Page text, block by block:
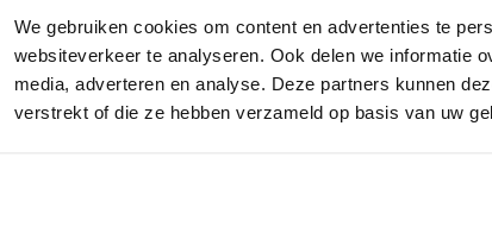
We gebruiken cookies om content en advertenties te
websiteverkeer te analyseren. Ook delen we informatie
media, adverteren en analyse. Deze partners kunnen
verstrekt of die ze hebben verzameld op basis van uw
Junior?
keepershandschoenen voor junioren met een goede
Dan is de Adidas Copa GL Pro Junior het ideale
23:00 besteld, dan wordt het morgen thuis
ontvangen? Neem dan gerust contact met ons op.